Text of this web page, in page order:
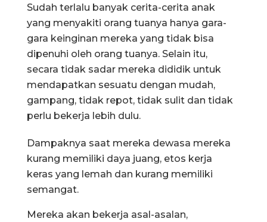
Sudah terlalu banyak cerita-cerita anak
yang menyakiti orang tuanya hanya gara-
gara keinginan mereka yang tidak bisa
dipenuhi oleh orang tuanya. Selain itu,
secara tidak sadar mereka dididik untuk
mendapatkan sesuatu dengan mudah,
gampang, tidak repot, tidak sulit dan tidak
perlu bekerja lebih dulu.
Dampaknya saat mereka dewasa mereka
kurang memiliki daya juang, etos kerja
keras yang lemah dan kurang memiliki
semangat.
Mereka akan bekerja asal-asalan,